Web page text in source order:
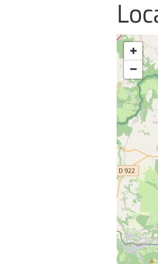
+
−